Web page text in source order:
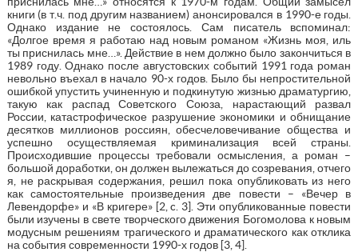
книги (в т.ч. под другим названием) анонсировался в 1990-е годы.
Однако издание не состоялось. Сам писатель вспоминал:
«Долгое время я работаю над новым романом «Жизнь моя, иль
ты приснилась мне…». Действие в нем должно было закончиться в
1989 году. Однако после августовских событий 1991 года роман
невольно въехал в начало 90-х годов. Было бы непростительной
ошибкой упустить учиненную и подкинутую жизнью драматургию,
такую как распад Советского Союза, нарастающий развал
России, катастрофическое разрушение экономики и обнищание
десятков миллионов россиян, обесчеловечивание общества и
успешно осуществляемая криминализация всей страны.
Происходившие процессы требовали осмысления, а роман –
большой доработки, он должен вылежаться до созревания, отчего
я, не раскрывая содержания, решил пока опубликовать из него
как самостоятельные произведения две повести – «Вечер в
Левендорфе» и «В кригере» [2, c. 3]. Эти опубликованные повести
были изучены в свете творческого движения Богомолова к новым
модусным решениям трагического и драматического как отклика
на события современности 1990-х годов [3, 4].